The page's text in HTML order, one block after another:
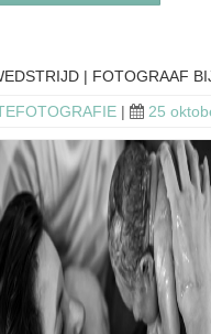
| FOTOGRAAF
| 25